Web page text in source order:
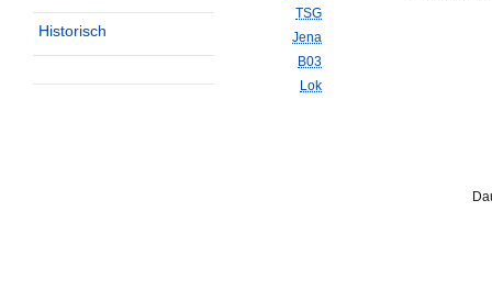
Historisch
TSG
Jena
B03
Lok